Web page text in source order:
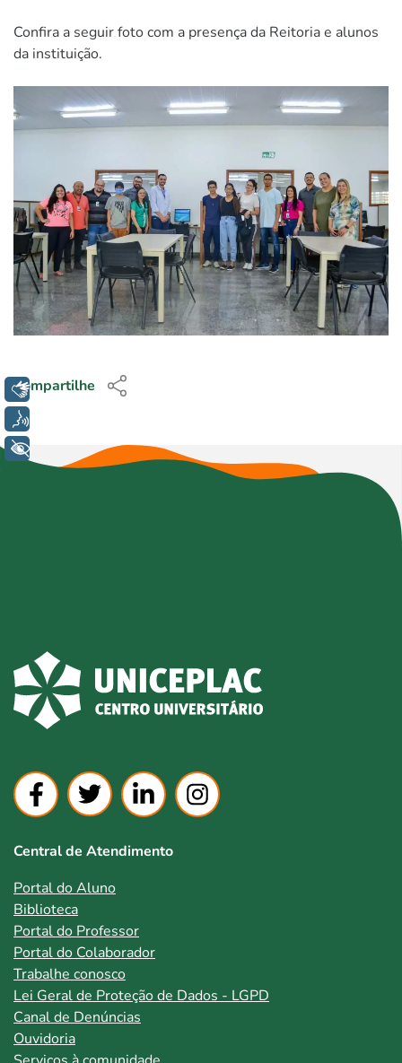
Confira a seguir foto com a presença da Reitoria e alunos
da instituição.
Compartilhe
Central de Atendimento
Portal do Aluno
Biblioteca
Portal do Professor
Portal do Colaborador
Trabalhe conosco
Lei Geral de Proteção de Dados - LGPD
Canal de Denúncias
Ouvidoria
Libras
+ Acessibilidade